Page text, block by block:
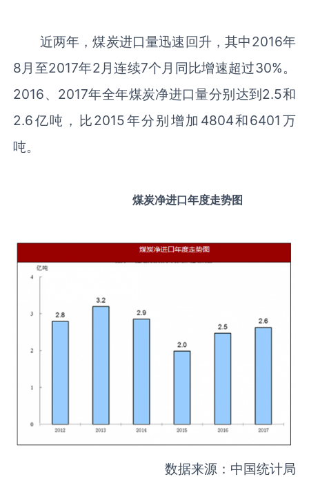
近两年，煤炭进口量迅速回升，其中2016年
8月至2017年2月连续7个月同比增速超过30%。
2016、2017年全年煤炭净进口量分别达到2.5和
2.6亿吨，比2015年分别增加4804和6401万
吨。
煤炭净进口年度走势图
数据来源：中国统计局